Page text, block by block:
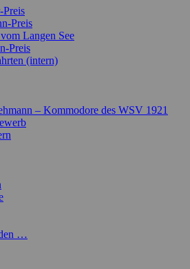
Preis
Langen See
Preis
(intern)
– Kommodore des WSV 1921
…